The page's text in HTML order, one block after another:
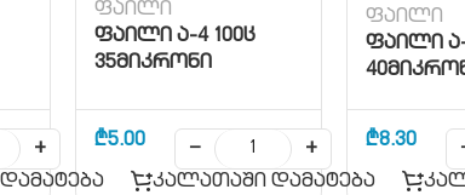
+
ფაილი
ფაილი ა-4 100ც
35მიკრონი
₾5.00 −
+
კალათაში დამატება
ფაილი
ფაილი ა-
₾8.30